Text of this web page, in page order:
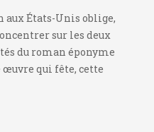
aux États-Unis oblige,
sur les deux
du roman éponyme
qui fête, cette